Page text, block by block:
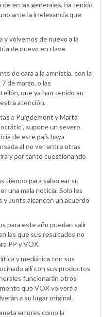
en las generales, ha tenido
ante la irrelevancia que
y volvemos de nuevo a la
de nuevo en clave
de cara a la amnistía, con la
de marzo, o las
que ya han tenido su
atención.
a Puigdemont y Marta
supone un severo
de este país haya
al no ver entre otras
y por tanto cuestionando
tiempo para saborear su
una mala noticia. Solo les
y Junts alcancen un acuerdo
para este año puedan salir
las que sus resultados no
PP y VOX.
y mediática con sus
allí con sus productos
funcionarán otros
que VOX volverá a
a su lugar original.
errores como la